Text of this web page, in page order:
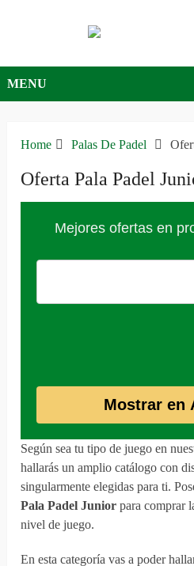
MENU
Home Palas De Padel
Oferta Pala Padel
Mejores ofertas en
Mostrar en
Según sea tu tipo de juego en
hallarás un amplio catálogo con
singularmente elegidas para ti.
Pala Padel Junior para comprar
nivel de juego.
En esta categoría vas a poder